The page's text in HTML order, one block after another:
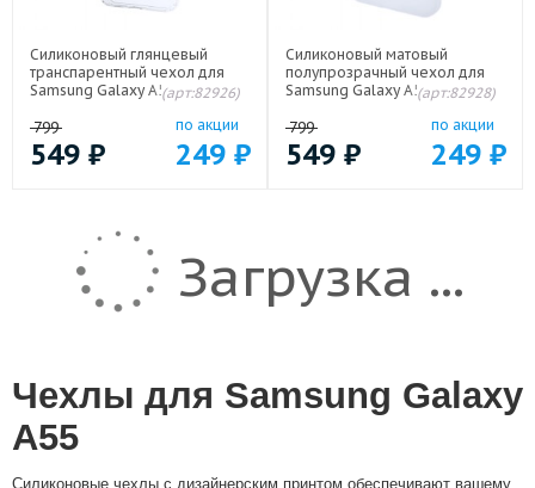
Силиконовый глянцевый
транспарентный чехол для
Samsung Galaxy A55(арт:82926)
799
549 ₽
по акции
249 ₽
Силиконовый матовый
полупрозрачный чехол для
Samsung Galaxy A55 Белый
(арт:82928)
799
549 ₽
по акции
249 ₽
Загрузка ...
Чехлы для Samsung Galaxy
A55
Силиконовые чехлы с дизайнерским принтом обеспечивают вашему